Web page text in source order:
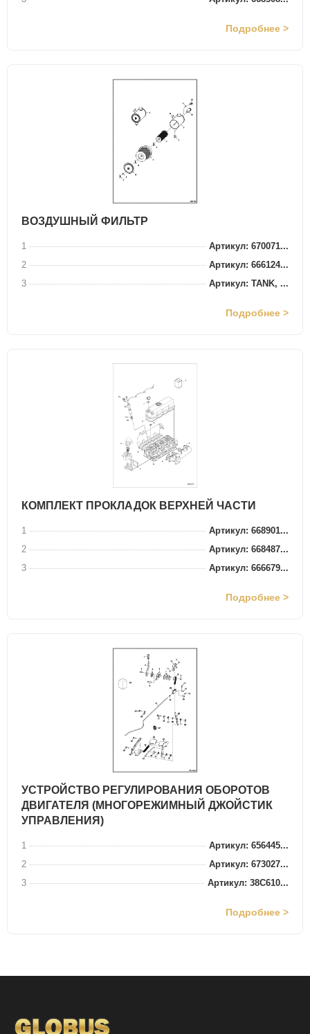
Подробнее >
ВОЗДУШНЫЙ ФИЛЬТР
1
Артикул: 670071...
2
Артикул: 666124...
3
Артикул: TANK, ...
Подробнее >
КОМПЛЕКТ ПРОКЛАДОК ВЕРХНЕЙ ЧАСТИ
1
Артикул: 668901...
2
Артикул: 668487...
3
Артикул: 666679...
Подробнее >
УСТРОЙСТВО РЕГУЛИРОВАНИЯ ОБОРОТОВ
ДВИГАТЕЛЯ (МНОГОРЕЖИМНЫЙ ДЖОЙСТИК
УПРАВЛЕНИЯ)
1
Артикул: 656445...
2
Артикул: 673027...
3
Артикул: 38C610...
Подробнее >